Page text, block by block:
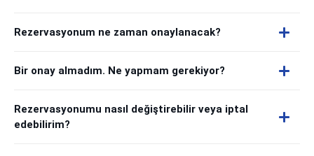
Rezervasyonum ne zaman onaylanacak?
Bir onay almadım. Ne yapmam gerekiyor?
Rezervasyonumu nasıl değiştirebilir veya iptal
edebilirim?